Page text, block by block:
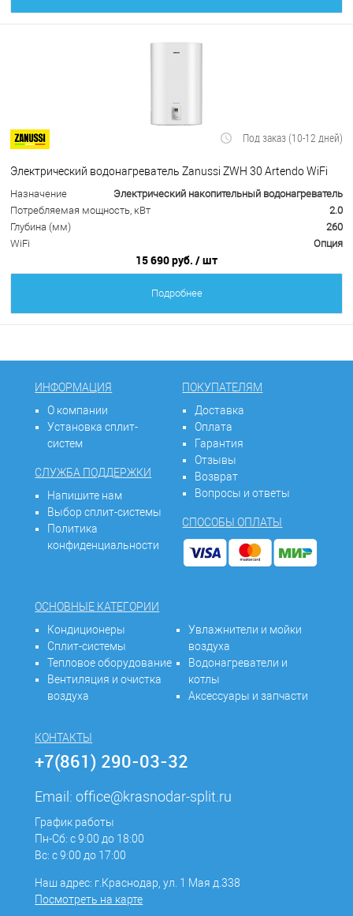
Под заказ (10-12 дней)
Электрический водонагреватель Zanussi ZWH 30 Artendo WiFi
Назначение
Электрический накопительный водонагреватель
Потребляемая мощность, кВт
2.0
Глубина (мм)
260
WiFi
Опция
15 690 руб. / шт
Подробнее
ИНФОРМАЦИЯ
О компании
Установка сплит-
систем
СЛУЖБА ПОДДЕРЖКИ
Напишите нам
Выбор сплит-системы
Политика
конфиденциальности
ПОКУПАТЕЛЯМ
Доставка
Оплата
Гарантия
Отзывы
Возврат
Вопросы и ответы
СПОСОБЫ ОПЛАТЫ
ОСНОВНЫЕ КАТЕГОРИИ
Кондиционеры
Сплит-системы
Тепловое оборудование
Вентиляция и очистка
воздуха
Увлажнители и мойки
воздуха
Водонагреватели и
котлы
Аксессуары и запчасти
КОНТАКТЫ
+7(861) 290-03-32
Email:office@krasnodar-split.ru
График работы
Пн-Сб: с 9:00 до 18:00
Вс: с 9:00 до 17:00
Наш адрес: г.Краснодар, ул. 1 Мая д.338
Посмотреть на карте